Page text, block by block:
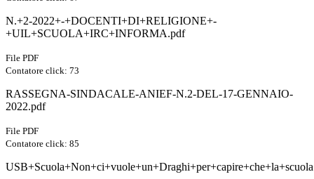
N.+2-2022+-+DOCENTI+DI+RELIGIONE+-
+UIL+SCUOLA+IRC+INFORMA.pdf
File PDF
Contatore click: 73
RASSEGNA-SINDACALE-ANIEF-N.2-DEL-17-GENNAIO-
2022.pdf
File PDF
Contatore click: 85